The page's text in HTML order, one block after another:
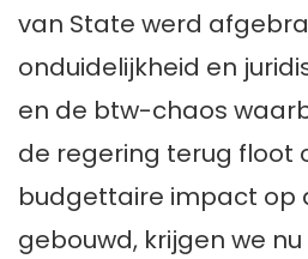
van State werd
onduidelijkheid en
en de btw-chaos
de regering terug floot
budgettaire impact op
gebouwd, krijgen we nu